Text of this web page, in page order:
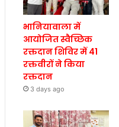
भानियावाला में
आयोजित स्वैच्छिक
रक्तदान शिविर में 41
रक्तवीरों ने किया
रक्तदान
3 days ago